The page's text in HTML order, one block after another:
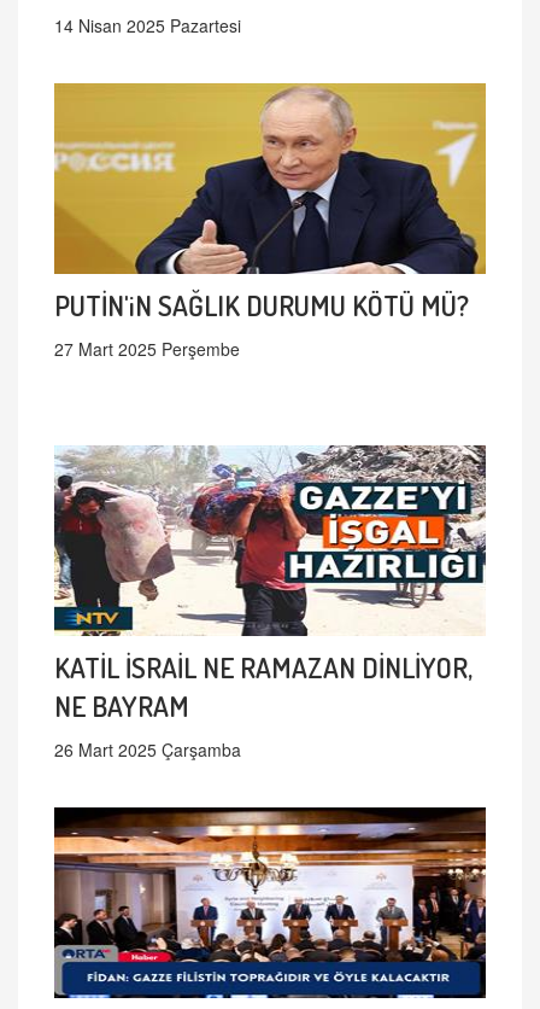
14 Nisan 2025 Pazartesi
PUTİN'iN SAĞLIK DURUMU KÖTÜ MÜ?
27 Mart 2025 Perşembe
KATİL İSRAİL NE RAMAZAN DİNLİYOR,
NE BAYRAM
26 Mart 2025 Çarşamba